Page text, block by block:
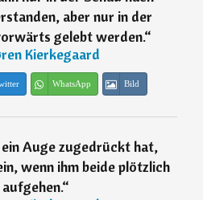
aber nur in der
gelebt werden.“
Kierkegaard
WhatsApp Bild
Auge zugedrückt hat,
wenn ihm beide plötzlich
aufgehen.“